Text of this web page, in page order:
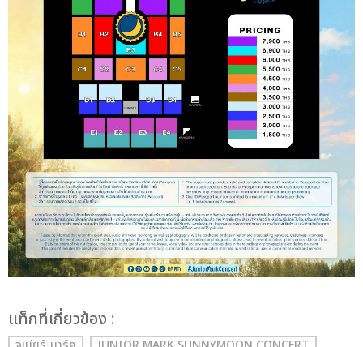
เเท็กที่เกี่ยวข้อง :